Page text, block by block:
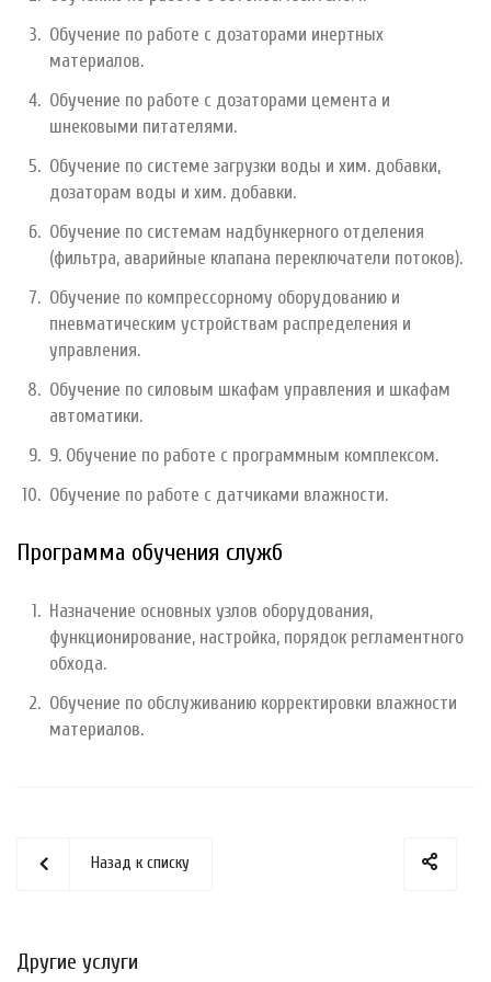
Обучение по работе с дозаторами инертных
материалов.
Обучение по работе с дозаторами цемента и
шнековыми питателями.
Обучение по системе загрузки воды и хим. добавки,
дозаторам воды и хим. добавки.
Обучение по системам надбункерного отделения
(фильтра, аварийные клапана переключатели потоков).
Обучение по компрессорному оборудованию и
пневматическим устройствам распределения и
управления.
Обучение по силовым шкафам управления и шкафам
автоматики.
9. Обучение по работе с программным комплексом.
Обучение по работе с датчиками влажности.
Программа обучения служб
Назначение основных узлов оборудования,
функционирование, настройка, порядок регламентного
обхода.
Обучение по обслуживанию корректировки влажности
материалов.
Назад к списку
Другие услуги